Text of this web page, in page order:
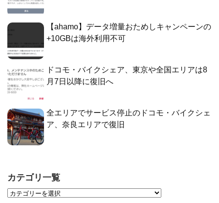
【ahamo】データ増量おためしキャンペーンの
+10GBは海外利用不可
ドコモ・バイクシェア、東京や全国エリアは8
月7日以降に復旧へ
全エリアでサービス停止のドコモ・バイクシェ
ア、奈良エリアで復旧
カテゴリ一覧